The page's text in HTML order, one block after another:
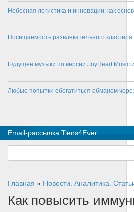
Небесная логистика и инновации: как
Посещаемость развлекательного
Будущее музыки по версии JoyHeart
Любые попытки обогатиться обманом
Email-рассылка Tiens4Ever
Главная » Новости. Аналитика.
Как повысить